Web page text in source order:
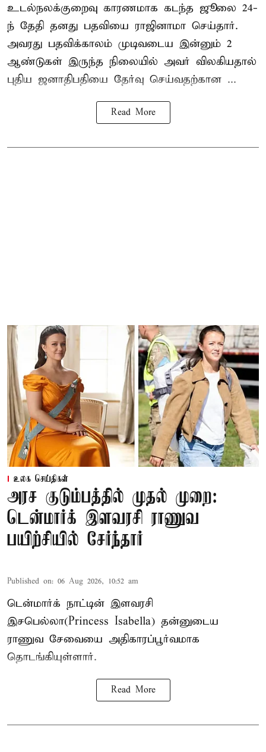
உடல்நலக்குறைவு காரணமாக கடந்த ஜூலை 24-
ந் தேதி தனது பதவியை ராஜினாமா செய்தார்.
அவரது பதவிக்காலம் முடிவடைய இன்னும் 2
ஆண்டுகள் இருந்த நிலையில் அவர் விலகியதால்
புதிய ஜனாதிபதியை தேர்வு செய்வதற்கான ...
Read More
உலக செய்திகள்
அரச குடும்பத்தில் முதல் முறை:
டென்மார்க் இளவரசி ராணுவ
பயிற்சியில் சேர்ந்தார்
Published on: 06 Aug 2026, 10:52 am
டென்மார்க் நாட்டின் இளவரசி
இசபெல்லா(Princess Isabella) தன்னுடைய
ராணுவ சேவையை அதிகாரப்பூர்வமாக
தொடங்கியுள்ளார்.
Read More